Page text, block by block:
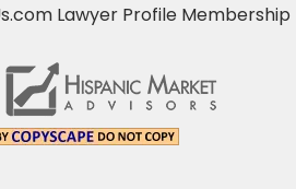
Lawyer Profile Membership